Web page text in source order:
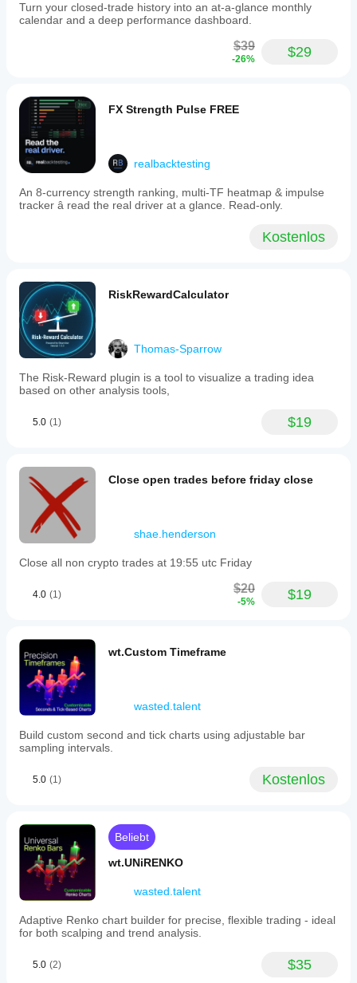
Turn your closed-trade history into an at-a-glance monthly
calendar and a deep performance dashboard.
$39
-26% $29
FX Strength Pulse FREE
realbacktesting
An 8-currency strength ranking, multi-TF heatmap & impulse
tracker â read the real driver at a glance. Read-only.
Kostenlos
RiskRewardCalculator
Thomas-Sparrow
The Risk-Reward plugin is a tool to visualize a trading idea
based on other analysis tools,
5.0 (1) $19
Close open trades before friday close
shae.henderson
Close all non crypto trades at 19:55 utc Friday
4.0 (1) $20
-5% $19
wt.Custom Timeframe
wasted.talent
Build custom second and tick charts using adjustable bar
sampling intervals.
5.0 (1) Kostenlos
Beliebt
wt.UNiRENKO
wasted.talent
Adaptive Renko chart builder for precise, flexible trading - ideal
for both scalping and trend analysis.
5.0 (2) $35